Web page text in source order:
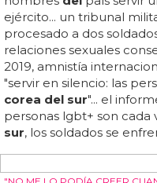
acontecimiento lgbtq+ de
comprometido a
pesar de que el
elegido se utilizará para
cristianos... además, los
corea del sur tienen una
y han difundido con
"se nos negó
donde la comunidad
celebrado el orgullo